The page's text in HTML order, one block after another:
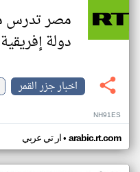
مصر تدرس
دولة إفريقية
اخبار جزر القمر
NH91ES
ار تي عربي• arabic.rt.com